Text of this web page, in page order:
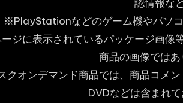
認情報など
※PlayStationなどのゲーム機やパソコ
ジに表示されているパッケージ画像
商品の画像ではあ
クオンデマンド商品では、商品コメ
DVDなどは含まれて